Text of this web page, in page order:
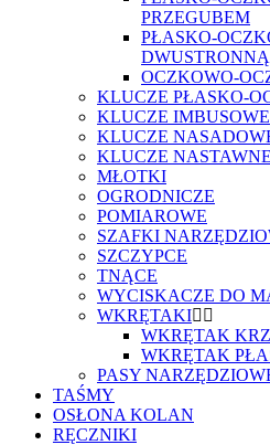
PRZEGUBEM
PŁASKO-
DWUSTRONNĄ
OCZKOWO-
KLUCZE PŁASKO-
KLUCZE IMBUSOWE
KLUCZE
KLUCZE
MŁOTKI
OGRODNICZE
POMIAROWE
SZAFKI
SZCZYPCE
TNĄCE
WYCISKACZE DO
WKRĘTAKI
WKRĘTAK
WKRĘTAK
PASY
TAŚMY
OSŁONA KOLAN
RĘCZNIKI